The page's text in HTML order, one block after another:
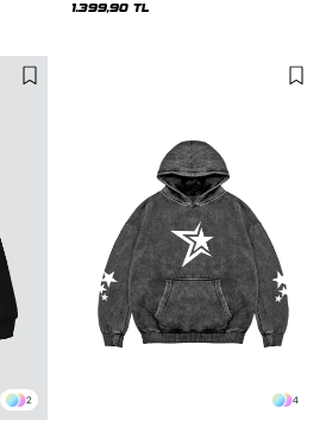
Hoodie
1.399,90 TL
2 4